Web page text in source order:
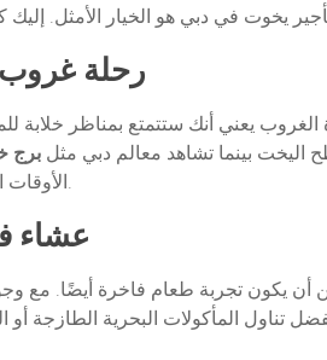
1. رحلة
أنك ستتمتع بمناظر خلابة للمياه
بينما تشاهد معالم دبي مثل برج
الأوقات المثالية تخلق ذكريات تدوم مدى الحياة.
2.
أن يكون تجربة طعام فاخرة أيضًا. مع
المأكولات البحرية الطازجة أو